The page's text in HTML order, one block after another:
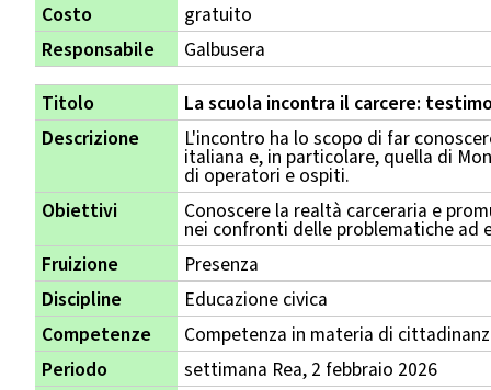
Costo
gratuito
Responsabile
Galbusera
Titolo
La scuola incontra il carcere:
Descrizione
L'incontro ha lo scopo di far
italiana e, in particolare, quella di
di operatori e ospiti.
Obiettivi
Conoscere la realtà carceraria e
nei confronti delle problematiche ad
Fruizione
Presenza
Discipline
Educazione civica
Competenze
Competenza in materia di
Periodo
settimana Rea, 2 febbraio 2026